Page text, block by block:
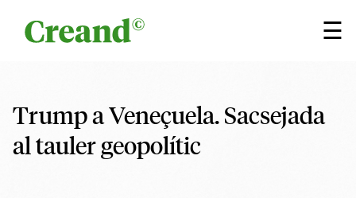
☰
×
Trump a Veneçuela. Sacsejada
al tauler geopolític